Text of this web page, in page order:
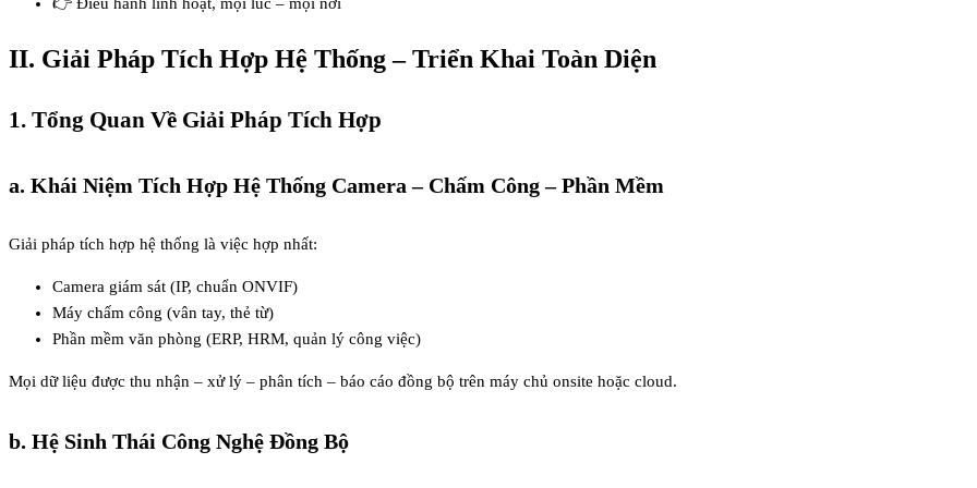
👉 Điều hành linh hoạt, mọi lúc – mọi nơi
II. Giải Pháp Tích Hợp Hệ Thống – Triển Khai Toàn Diện
1. Tổng Quan Về Giải Pháp Tích Hợp
a. Khái Niệm Tích Hợp Hệ Thống Camera – Chấm Công – Phần Mềm
Giải pháp tích hợp hệ thống là việc hợp nhất:
Camera giám sát (IP, chuẩn ONVIF)
Máy chấm công (vân tay, thẻ từ)
Phần mềm văn phòng (ERP, HRM, quản lý công việc)
Mọi dữ liệu được thu nhận – xử lý – phân tích – báo cáo đồng bộ trên máy chủ onsite hoặc cloud.
b. Hệ Sinh Thái Công Nghệ Đồng Bộ